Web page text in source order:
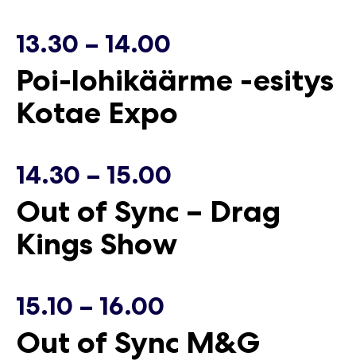
13.30 – 14.00
Poi-lohikäärme -esitys
Kotae Expo
14.30 – 15.00
Out of Sync – Drag
Kings Show
15.10 – 16.00
Out of Sync M&G